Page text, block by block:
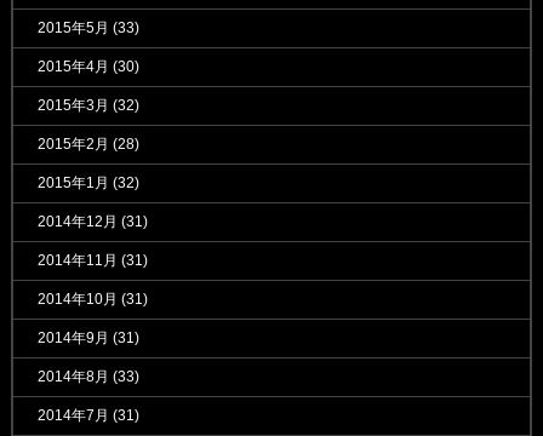
2015年5月 (33)
2015年4月 (30)
2015年3月 (32)
2015年2月 (28)
2015年1月 (32)
2014年12月 (31)
2014年11月 (31)
2014年10月 (31)
2014年9月 (31)
2014年8月 (33)
2014年7月 (31)